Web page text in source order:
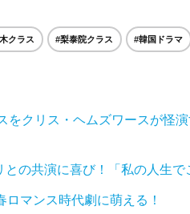
クラス #梨泰院クラス #韓国ドラマ
をクリス・ヘムズワースが怪
の共演に喜び！「私の人生で
マンス時代劇に萌える！